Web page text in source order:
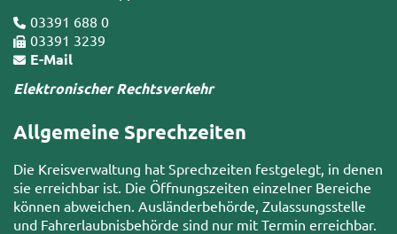
03391 688 0
03391 3239
E-Mail
Elektronischer Rechtsverkehr
Allgemeine Sprechzeiten
Die Kreisverwaltung hat Sprechzeiten festgelegt, in denen
sie erreichbar ist. Die Öffnungszeiten einzelner Bereiche
können abweichen. Ausländerbehörde, Zulassungsstelle
und Fahrerlaubnisbehörde sind nur mit Termin erreichbar.